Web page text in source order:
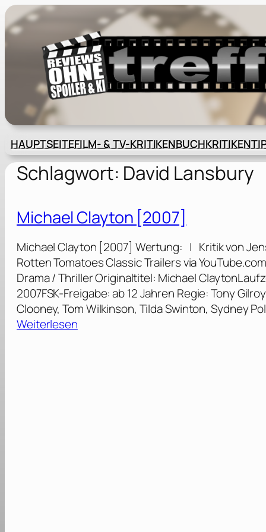
Zum
Inhalt
springen
HAUPTSEITEFILM- & TV-KRITIKENBUCHKRITIKEN
Schlagwort: David Lansbury
Michael Clayton [2007]
Michael Clayton [2007] Wertung: | Kritik von
Rotten Tomatoes Classic Trailers via
Drama / Thriller Originaltitel: Michael
2007FSK-Freigabe: ab 12 Jahren Regie: Tony
Clooney, Tom Wilkinson, Tilda Swinton, Sydney
Weiterlesen: